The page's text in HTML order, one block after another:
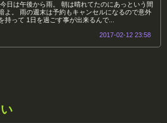
日は午後から雨。 朝は晴れてたのにあっという間
よ。 雨の週末は予約もキャンセルになるので意外
持って 1日を過ごす事が出来るんで...
2017-02-12 23:58